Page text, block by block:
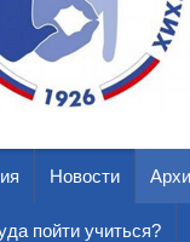
Новости
пойти учиться?